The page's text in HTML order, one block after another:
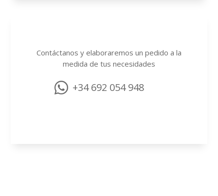
Contáctanos y elaboraremos un pedido a la
medida de tus necesidades
 +34 692 054 948